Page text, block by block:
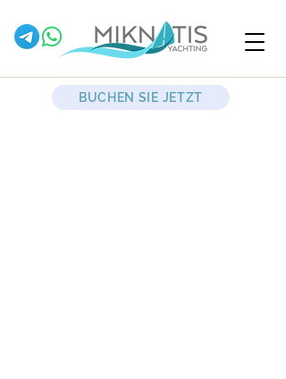
BUCHEN SIE JETZT